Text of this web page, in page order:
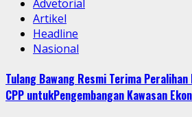
Advetorial
Artikel
Headline
Nasional
Tulang Bawang Resmi Terima
CPP untukPengembangan Kawasan